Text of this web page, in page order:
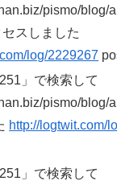
pismo/blog/
スしました
log/2229267
」で検索して
pismo/blog/
http://logtwit.com/
」で検索して